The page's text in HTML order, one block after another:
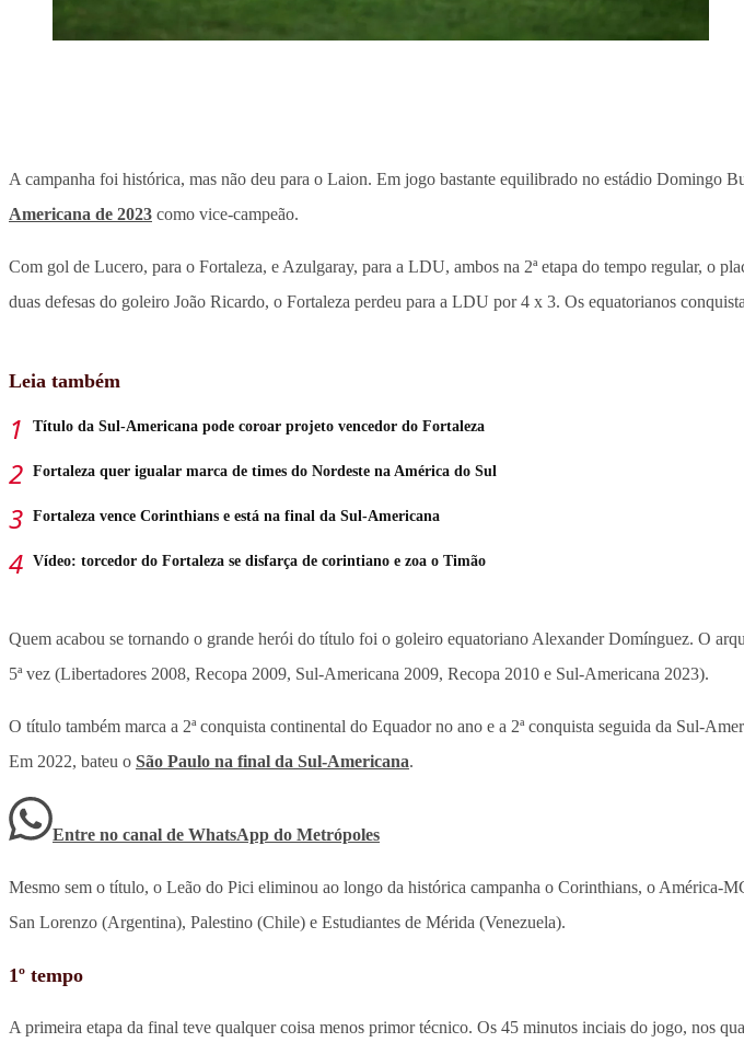
A campanha foi histórica, mas não deu para o Laion. Em jogo bastante equilibrado no estádio Domingo
Americana de 2023 como vice-campeão.
Com gol de Lucero, para o Fortaleza, e Azulgaray, para a LDU, ambos na 2ª etapa do tempo regular, o
duas defesas do goleiro João Ricardo, o Fortaleza perdeu para a LDU por 4 x 3. Os equatorianos
Leia também
Título da Sul-Americana pode coroar projeto vencedor do Fortaleza
Fortaleza quer igualar marca de times do Nordeste na América do Sul
Fortaleza vence Corinthians e está na final da Sul-Americana
Vídeo: torcedor do Fortaleza se disfarça de corintiano e zoa o Timão
Quem acabou se tornando o grande herói do título foi o goleiro equatoriano Alexander Domínguez. O
5ª vez (Libertadores 2008, Recopa 2009, Sul-Americana 2009, Recopa 2010 e Sul-Americana 2023).
O título também marca a 2ª conquista continental do Equador no ano e a 2ª conquista seguida da Sul-
Em 2022, bateu o São Paulo na final da Sul-Americana.
Entre no canal de WhatsApp do Metrópoles
Mesmo sem o título, o Leão do Pici eliminou ao longo da histórica campanha o Corinthians, o América-
San Lorenzo (Argentina), Palestino (Chile) e Estudiantes de Mérida (Venezuela).
1º tempo
A primeira etapa da final teve qualquer coisa menos primor técnico. Os 45 minutos inciais do jogo, nos